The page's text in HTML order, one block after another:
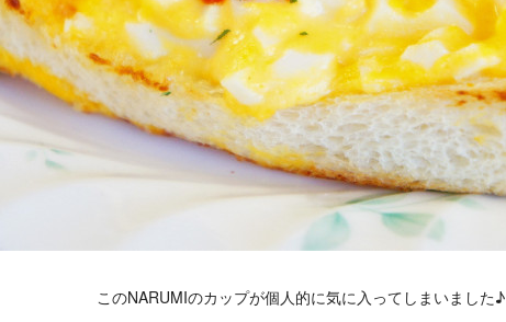
このNARUMIのカップが個人的に気に入ってしまいました♪